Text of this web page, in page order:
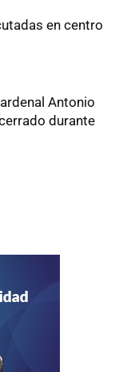
en centro
Antonio
durante